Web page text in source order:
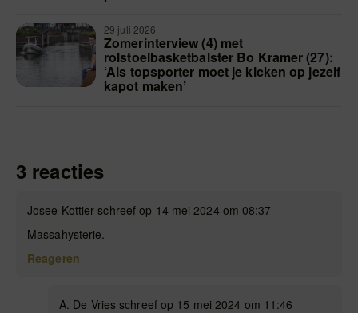
29 juli 2026
Zomerinterview (4) met
rolstoelbasketbalster Bo Kramer (27):
‘Als topsporter moet je kicken op jezelf
kapot maken’
3 reacties
Josee Kottier schreef op 14 mei 2024 om 08:37
Massahysterie.
Reageren
A. De Vries schreef op 15 mei 2024 om 11:46